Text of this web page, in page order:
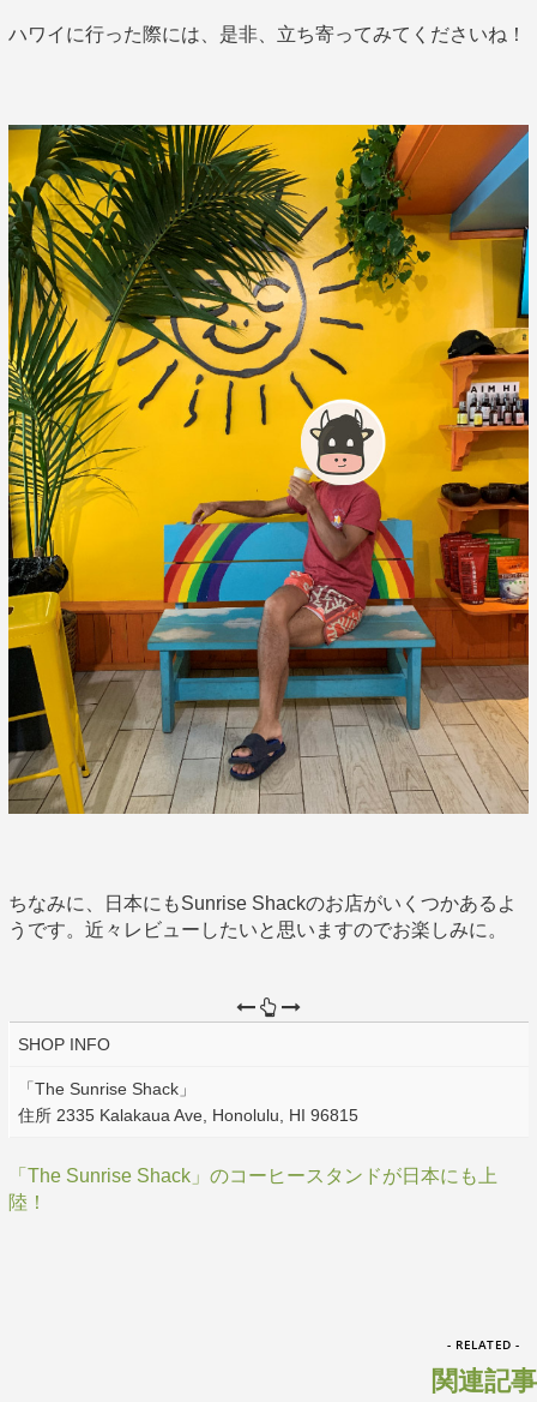
ハワイに行った際には、是非、立ち寄ってみてくださいね！
ちなみに、日本にもSunrise Shackのお店がいくつかあるよ
うです。近々レビューしたいと思いますのでお楽しみに。
SHOP INFO
「The Sunrise Shack」
住所 2335 Kalakaua Ave, Honolulu, HI 96815
「The Sunrise Shack」のコーヒースタンドが日本にも上
陸！
- RELATED -
関連記事